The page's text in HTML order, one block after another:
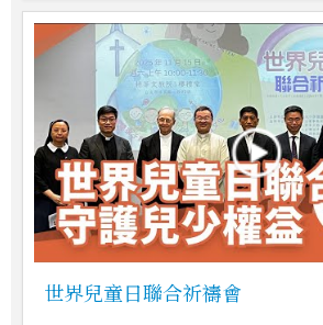
世界兒童日聯合祈禱會